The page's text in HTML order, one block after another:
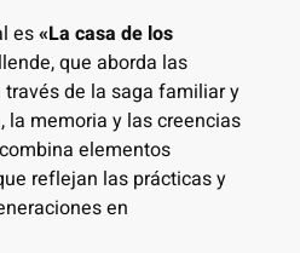
es«La casa de los
que aborda las
de la saga familiar y
la memoria y las creencias
elementos
reflejan las prácticas y
en